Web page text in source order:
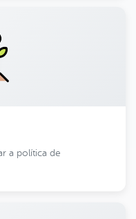
a política de